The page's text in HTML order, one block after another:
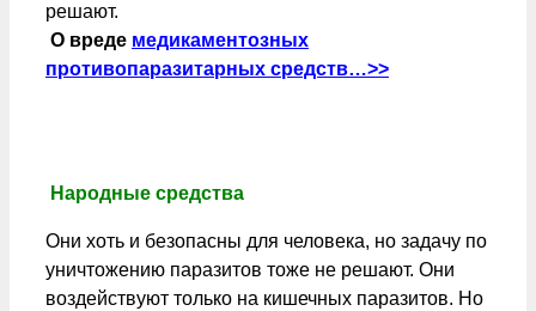
решают.
О вреде медикаментозных
противопаразитарных средств…>>
Народные средства
Они хоть и безопасны для человека, но задачу по
уничтожению паразитов тоже не решают. Они
воздействуют только на кишечных паразитов. Но